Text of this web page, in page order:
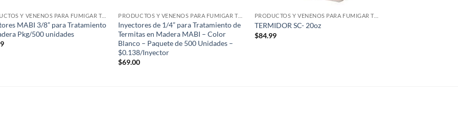
PRODUCTOS Y VENENOS PARA FUMIGAR TERMITAS
MABI 3/8” para Tratamiento
Pkg/500 unidades
PRODUCTOS Y VENENOS PARA FUMIGAR TERMITAS
Inyectores de 1/4” para Tratamiento de
Termitas en Madera MABI – Color
Blanco – Paquete de 500 Unidades –
$0.138/Inyector
$69.00
PRODUCTOS Y VENENOS PARA FUMIGAR TERMITAS
TERMIDOR SC- 20oz
$84.99